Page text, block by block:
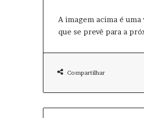
A imagem acima é
que se prevê para a
Compartilhar